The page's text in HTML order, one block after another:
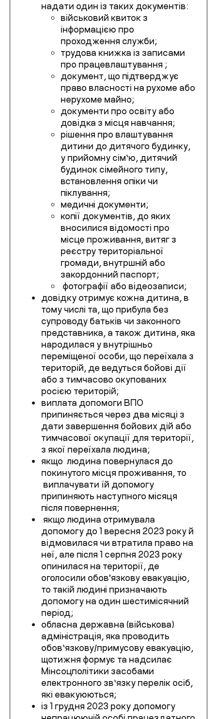
надати один із таких документів:
військовий квиток з
інформацією про
проходження служби;
трудова книжка із записами
про працевлаштування ;
документ, що підтверджує
право власності на рухоме або
нерухоме майно;
документи про освіту або
довідка з місця навчання;
рішення про влаштування
дитини до дитячого будинку,
у прийомну сім’ю, дитячий
будинок сімейного типу,
встановлення опіки чи
піклування;
медичні документи;
копії документів, до яких
вносилися відомості про
місце проживання, витяг з
реєстру територіальної
громади, внутршній або
закордонний паспорт;
фотографії або відеозаписи;
довідку отримує кожна дитина, в
тому числі та, що прибула без
супроводу батьків чи законного
представника, а також дитина, яка
народилася у внутрішньо
переміщеної особи, що переїхала з
територій, де ведуться бойові дії
або з тимчасово окупованих
росією територій;
виплата допомоги ВПО
припиняється через два місяці з
дати завершення бойових дій або
тимчасової окупації для території,
з якої переїхала людина;
якщо людина повернулася до
покинутого місця проживання, то
виплачувати їй допомогу
припиняють наступного місяця
після повернення;
якщо людина отримувала
допомогу до 1 вересня 2023 року й
відмовилася чи втратила право на
неї, але після 1 серпня 2023 року
опинилася на території, де
оголосили обовʼязкову евакуацію,
то такій людині призначають
допомогу на один шестимісячний
період;
обласна державна (військова)
адміністрація, яка проводить
обов’язкову/примусову евакуацію,
щотижня формує та надсилає
Мінсоцполітики засобами
електронного зв’язку перелік осіб,
які евакуюються;
із 1 грудня 2023 року допомогу